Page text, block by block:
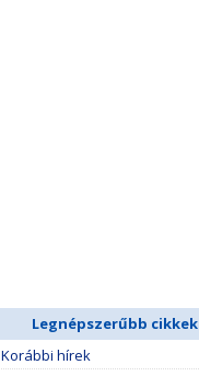
Legnépszerűbb cikkek
Korábbi hírek